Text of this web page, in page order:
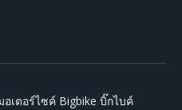
เตอร์ไซค์ Bigbike บิ๊กไบค์